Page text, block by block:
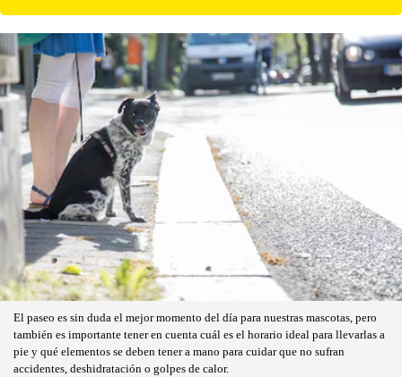
El paseo es sin duda el mejor momento del día para nuestras mascotas, pero
también es importante tener en cuenta cuál es el horario ideal para llevarlas a
pie y qué elementos se deben tener a mano para cuidar que no sufran
accidentes, deshidratación o golpes de calor.